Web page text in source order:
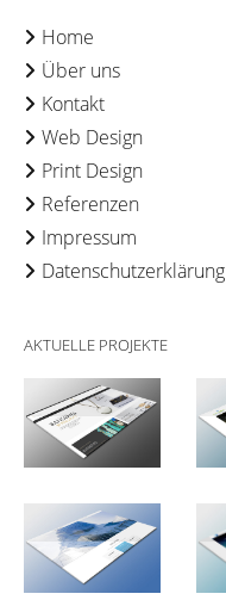
Home
Über uns
Kontakt
Web Design
Print Design
Referenzen
Impressum
Datenschutzerklärung
AKTUELLE PROJEKTE